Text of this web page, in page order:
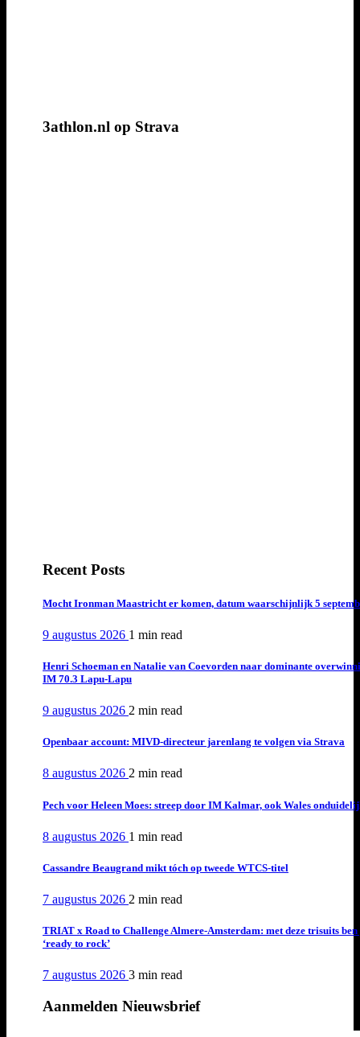
3athlon.nl op Strava
Recent Posts
Mocht Ironman Maastricht er komen, datum waarschijnlijk 5
9 augustus 2026 1 min read
Henri Schoeman en Natalie van Coevorden naar dominante
IM 70.3 Lapu-Lapu
9 augustus 2026 2 min read
Openbaar account: MIVD-directeur jarenlang te volgen via Strava
8 augustus 2026 2 min read
Pech voor Heleen Moes: streep door IM Kalmar, ook Wales
8 augustus 2026 1 min read
Cassandre Beaugrand mikt tóch op tweede WTCS-titel
7 augustus 2026 2 min read
TRIAT x Road to Challenge Almere-Amsterdam: met deze trisuits ben
‘ready to rock’
7 augustus 2026 3 min read
Aanmelden Nieuwsbrief